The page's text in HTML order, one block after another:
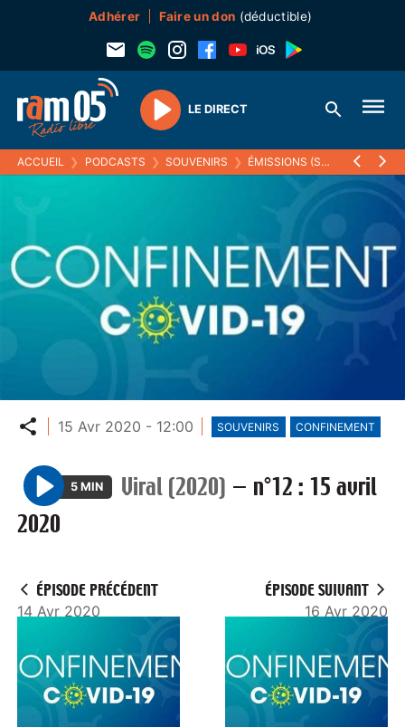
Adhérer Faire un don (déductible)
Play
LE DIRECT
ACCUEIL ❯ PODCASTS ❯ SOUVENIRS ❯ ÉMISSIONS (SOUVENIRS) ❯
Partager
15 Avr 2020 - 12:00 SOUVENIRS CONFINEMENT
P
l
5 MIN Viral (2020) — n°12 : 15 avril
2020
ÉPISODE PRÉCÉDENT
14 Avr 2020
ÉPISODE SUIVANT
16 Avr 2020